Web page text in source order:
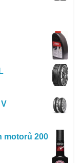
motorů 200